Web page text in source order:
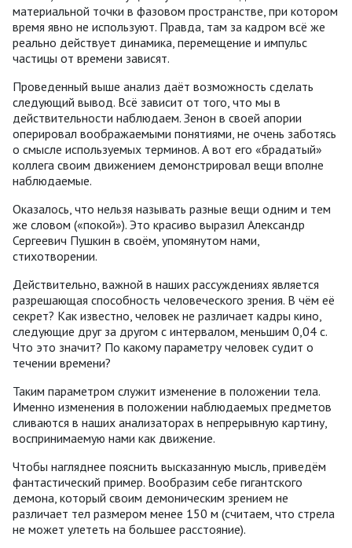
материальной точки в фазовом пространстве, при котором
время явно не используют. Правда, там за кадром всё же
реально действует динамика, перемещение и импульс
частицы от времени зависят.
Проведенный выше анализ даёт возможность сделать
следующий вывод. Всё зависит от того, что мы в
действительности наблюдаем. Зенон в своей апории
оперировал воображаемыми понятиями, не очень заботясь
о смысле используемых терминов. А вот его «брадатый»
коллега своим движением демонстрировал вещи вполне
наблюдаемые.
Оказалось, что нельзя называть разные вещи одним и тем
же словом («покой»). Это красиво выразил Александр
Сергеевич Пушкин в своём, упомянутом нами,
стихотворении.
Действительно, важной в наших рассуждениях является
разрешающая способность человеческого зрения. В чём её
секрет? Как известно, человек не различает кадры кино,
следующие друг за другом с интервалом, меньшим 0,04 с.
Что это значит? По какому параметру человек судит о
течении времени?
Таким параметром служит изменение в положении тела.
Именно изменения в положении наблюдаемых предметов
сливаются в наших анализаторах в непрерывную картину,
воспринимаемую нами как движение.
Чтобы нагляднее пояснить высказанную мысль, приведём
фантастический пример. Вообразим себе гигантского
демона, который своим демоническим зрением не
различает тел размером менее 150 м (считаем, что стрела
не может улететь на большее расстояние).